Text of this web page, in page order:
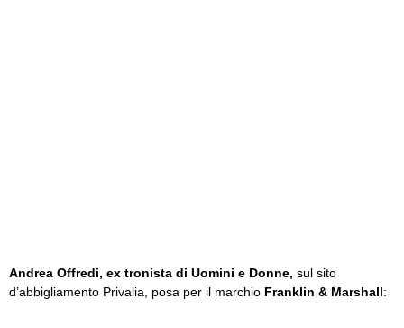
Andrea Offredi, ex tronista di Uomini e Donne, sul sito
d’abbigliamento Privalia,
posa per il marchio Franklin & Marshall: